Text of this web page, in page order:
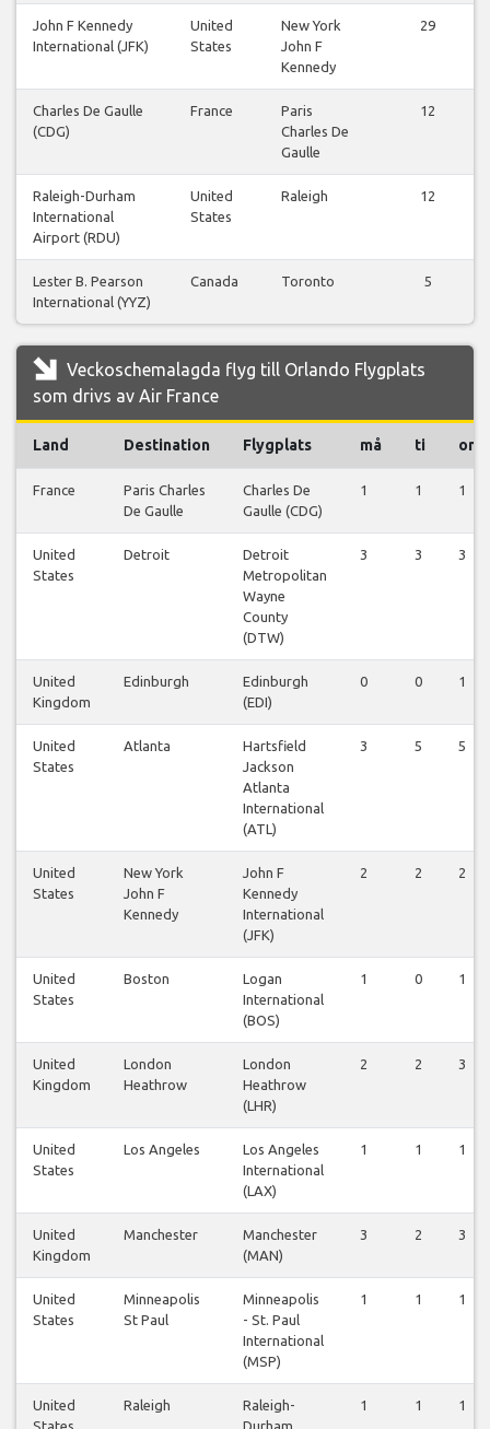
John F Kennedy
International (JFK)
United
States
New York
John F
Kennedy
29
Charles De Gaulle
(CDG)
France
Paris
Charles De
Gaulle
12
Raleigh-Durham
International
Airport (RDU)
United
States
Raleigh 12
Lester B. Pearson
International (YYZ)
Canada Toronto 5
Veckoschemalagda flyg till Orlando Flygplats
som drivs av Air France
Land Destination Flygplats må ti on
France
Paris Charles
De Gaulle
Charles De
Gaulle (CDG)
1 1 1
United
States
Detroit
Detroit
Metropolitan
Wayne
County
(DTW)
3 3 3
United
Kingdom
Edinburgh
Edinburgh
(EDI)
0 0 1
United
States
Atlanta
Hartsfield
Jackson
Atlanta
International
(ATL)
3 5 5
United
States
New York
John F
Kennedy
John F
Kennedy
International
(JFK)
2 2 2
United
States
Boston
Logan
International
(BOS)
1 0 1
United
Kingdom
London
Heathrow
London
Heathrow
(LHR)
2 2 3
United
States
Los Angeles
Los Angeles
International
(LAX)
1 1 1
United
Kingdom
Manchester
Manchester
(MAN)
3 2 3
United
States
Minneapolis
St Paul
Minneapolis
- St. Paul
International
(MSP)
1 1 1
United
States
Raleigh
Raleigh-
Durham
1 1 1